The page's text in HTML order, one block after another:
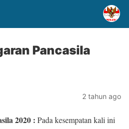
Pancasila
2 tahun ago
2020 : Pada kesempatan kali ini